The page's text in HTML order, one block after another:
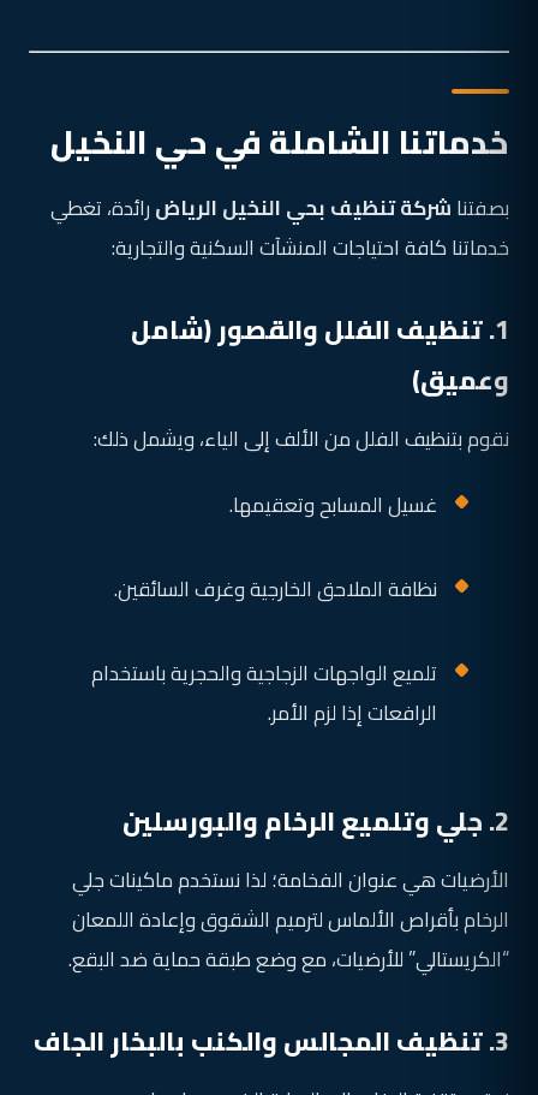
خدماتنا الشاملة في حي النخيل
بصفتناشركة تنظيف بحي النخيل الرياضرائدة، تغطي
خدماتنا كافة احتياجات المنشآت السكنية والتجارية:
1. تنظيف الفلل والقصور (شامل
وعميق)
نقوم بتنظيف الفلل من الألف إلى الياء، ويشمل ذلك:
غسيل المسابح وتعقيمها.
نظافة الملاحق الخارجية وغرف السائقين.
تلميع الواجهات الزجاجية والحجرية باستخدام
الرافعات إذا لزم الأمر.
2. جلي وتلميع الرخام والبورسلين
الأرضيات هي عنوان الفخامة؛ لذا نستخدم ماكينات جلي
الرخام بأقراص الألماس لترميم الشقوق وإعادة اللمعان
“الكريستالي” للأرضيات، مع وضع طبقة حماية ضد البقع.
3. تنظيف المجالس والكنب بالبخار الجاف